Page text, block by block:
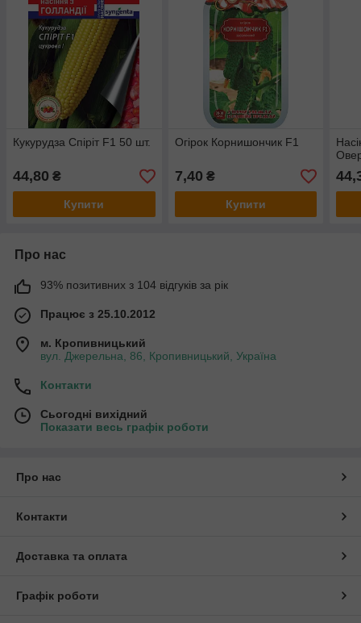
Кукурудза Спіріт F1 50 шт.
44,80 ₴
Купити
Огірок Корнишончик F1
7,40 ₴
Купити
Про нас
93% позитивних з 104 відгуків за рік
Працює з 25.10.2012
м. Кропивницький
вул. Джерельна, 86, Кропивницький, Україна
Контакти
Сьогодні вихідний
Показати весь графік роботи
Про нас
Контакти
Доставка та оплата
Графік роботи